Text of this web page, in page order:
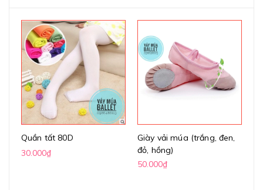
Quần tất 80D
30.000₫
Giày vải múa (trắng, đen,
đỏ, hồng)
50.000₫